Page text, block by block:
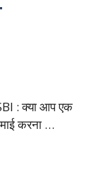
: क्या आप एक
करना …